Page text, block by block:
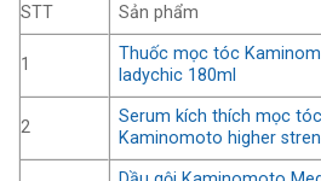
STT Sản phẩm
1
Thuốc mọc tóc
ladychic 180ml
2
Serum kích thích mọc tóc
Kaminomoto higher